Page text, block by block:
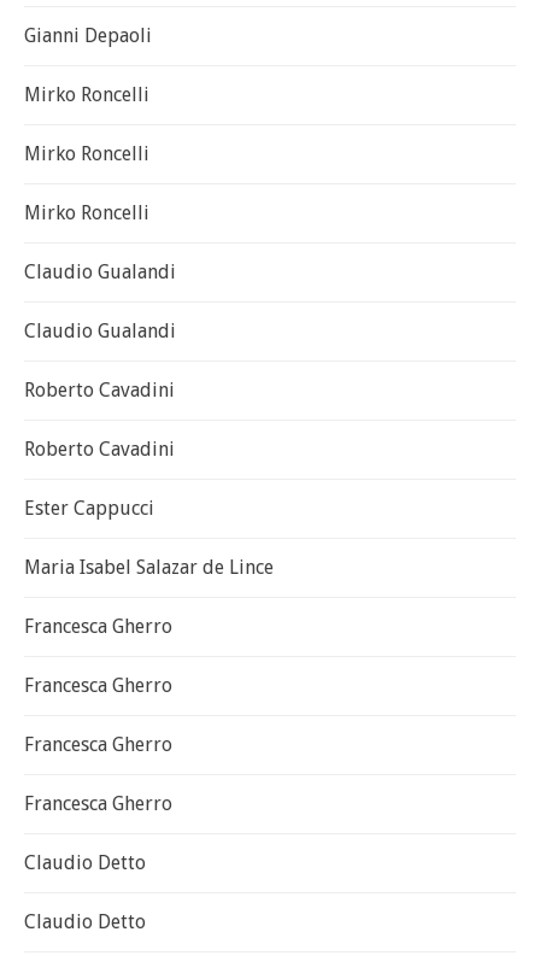
Gianni Depaoli
Mirko Roncelli
Mirko Roncelli
Mirko Roncelli
Claudio Gualandi
Claudio Gualandi
Roberto Cavadini
Roberto Cavadini
Ester Cappucci
Maria Isabel Salazar de Lince
Francesca Gherro
Francesca Gherro
Francesca Gherro
Francesca Gherro
Claudio Detto
Claudio Detto